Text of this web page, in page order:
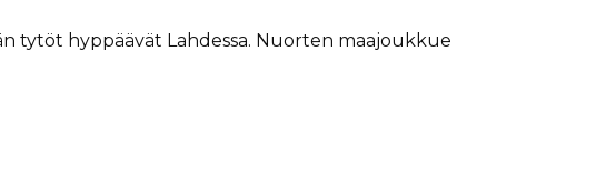
tytöt hyppäävät Lahdessa. Nuorten maajoukkue